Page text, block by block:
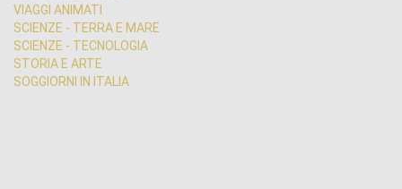
VIAGGI ANIMATI
SCIENZE - TERRA E MARE
SCIENZE - TECNOLOGIA
STORIA E ARTE
SOGGIORNI IN ITALIA